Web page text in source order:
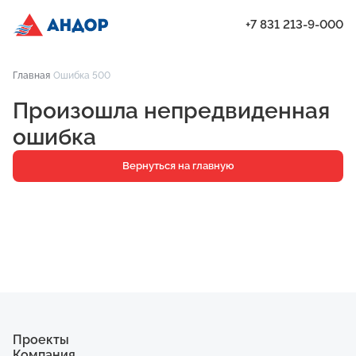
Проекты
Квартиры
Паркинг
Кладовые
+7 831 213-9-000
Главная Ошибка 500
Произошла непредвиденная
ошибка
Вернуться на главную
Проекты